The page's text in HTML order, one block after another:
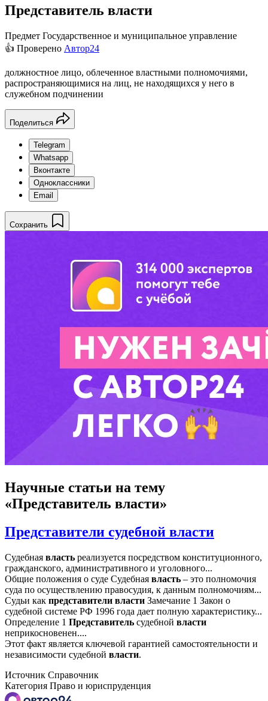
Представитель власти
Предмет Государственное и муниципальное управление
👍 Проверено Автор24
должностное лицо, облеченное властными полномочиями,
распространяющимися на лиц, не находящихся у него в
служебном подчинении
Поделиться
Telegram
Whatsapp
Вконтакте
Одноклассники
Email
Сохранить
Научные статьи на тему
«Представитель власти»
Представители судебной власти
Судебная власть реализуется посредством конституционного,
гражданского, административного и уголовного...
Общие положения о суде Судебная власть – это полномочия
суда по осуществлению правосудия, к данным полномочиям...
Судьи как представители власти Замечание 1 Закон о
судебной системе РФ 1996 года дает полную характеристику...
Определение 1 Представитель судебной власти
неприкосновенен....
Этот факт является ключевой гарантией самостоятельности и
независимости судебной власти.
Источник Справочник
Категория Право и юриспруденция